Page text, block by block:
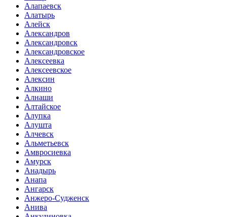
Алапаевск
Алатырь
Алейск
Александров
Александровск
Александровское
Алексеевка
Алексеевское
Алексин
Алкино
Алнаши
Алтайское
Алупка
Алушта
Алчевск
Альметьевск
Амвросиевка
Амурск
Анадырь
Анапа
Ангарск
Анжеро-Судженск
Анива